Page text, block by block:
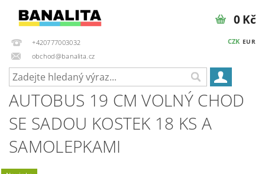
+420777003032
obchod@banalita.cz
CZK EUR
0 Kč
AUTOBUS 19 CM VOLNÝ CHOD
SE SADOU KOSTEK 18 KS A
SAMOLEPKAMI